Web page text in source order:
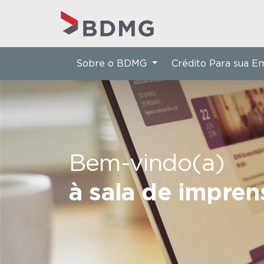
Bem-vindo(a)
à sala de
Sobre o BDMG Crédito Para sua